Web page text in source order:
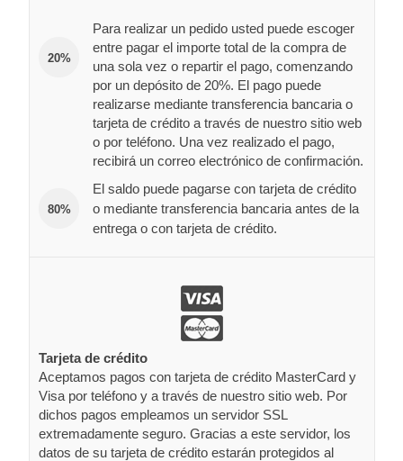
20%
Para realizar un pedido usted puede escoger
entre pagar el importe total de la compra de
una sola vez o repartir el pago, comenzando
por un depósito de 20%. El pago puede
realizarse mediante transferencia bancaria o
tarjeta de crédito a través de nuestro sitio web
o por teléfono. Una vez realizado el pago,
recibirá un correo electrónico de confirmación.
80%
El saldo puede pagarse con tarjeta de crédito
o mediante transferencia bancaria antes de la
entrega o con tarjeta de crédito.
Tarjeta de crédito
Aceptamos pagos con tarjeta de crédito MasterCard y
Visa por teléfono y a través de nuestro sitio web. Por
dichos pagos empleamos un servidor SSL
extremadamente seguro. Gracias a este servidor, los
datos de su tarjeta de crédito estarán protegidos al